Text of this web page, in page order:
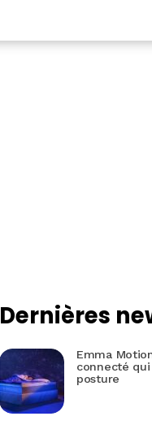
Dernières
Emma
connecté qui
posture